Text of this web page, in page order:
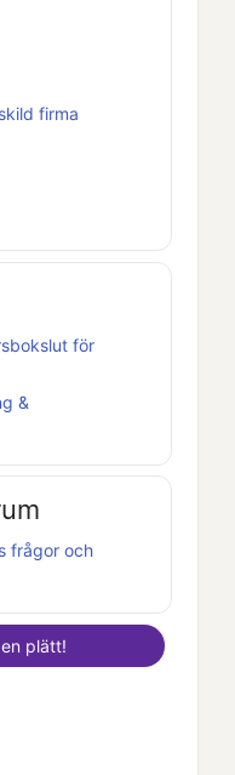
firma
för
&
frågor och
plätt!